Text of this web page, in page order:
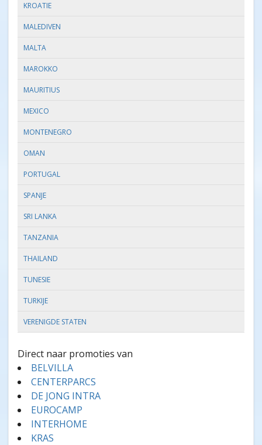
KROATIE
MALEDIVEN
MALTA
MAROKKO
MAURITIUS
MEXICO
MONTENEGRO
OMAN
PORTUGAL
SPANJE
SRI LANKA
TANZANIA
THAILAND
TUNESIE
TURKIJE
VERENIGDE STATEN
Direct naar promoties van
BELVILLA
CENTERPARCS
DE JONG INTRA
EUROCAMP
INTERHOME
KRAS